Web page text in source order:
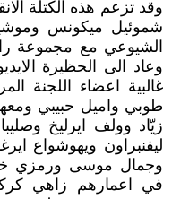
وقد تزعم هذه الكتلة
شموئيل ميكونس
الشيوعي مع مجموعة
وعاد الى الحظيرة
غالبية اعضاء اللجنة
طوبي واميل حبيبي
زيّاد وولف ايرليخ
ليفنبراون ويهوشواع
وجمال موسى ورمزي
في اعمارهم زاهي